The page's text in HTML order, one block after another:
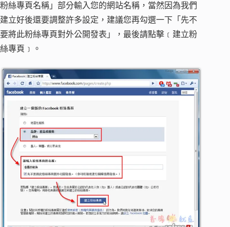
粉絲專頁名稱」部分輸入您的網站名稱，當然因為我們
建立好後還要調整許多設定，建議您再勾選一下「先不
要將此粉絲專頁對外公開發表」，最後請點擊﹝建立粉
絲專頁﹞。